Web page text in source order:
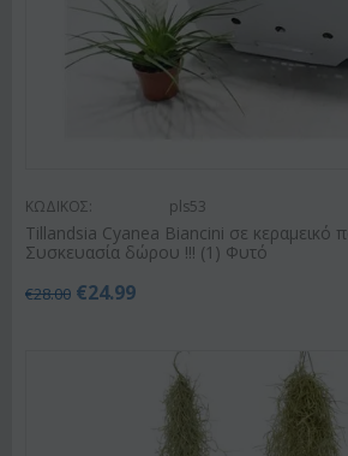
ΚΩΔΙΚΟΣ: pls53
Tillandsia Cyanea Biancini σε κεραμεικό
Συσκευασία δώρου !!! (1) Φυτό
€28.00 €24.99